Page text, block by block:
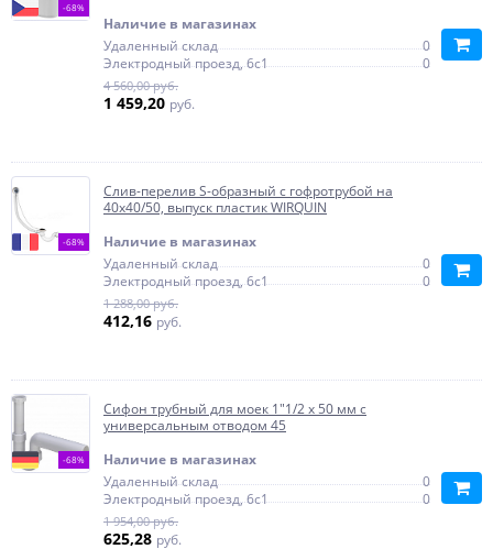
-68%
Наличие в магазинах
Удаленный склад
0
Электродный проезд, 6с1
0
4 560,00 руб.
1 459,20 руб.
-68%
Слив-перелив S-образный с гофротрубой на
40x40/50, выпуск пластик WIRQUIN
Наличие в магазинах
Удаленный склад
0
Электродный проезд, 6с1
0
1 288,00 руб.
412,16 руб.
-68%
Сифон трубный для моек 1"1/2 х 50 мм с
универсальным отводом 45
Наличие в магазинах
Удаленный склад
0
Электродный проезд, 6с1
0
1 954,00 руб.
625,28 руб.